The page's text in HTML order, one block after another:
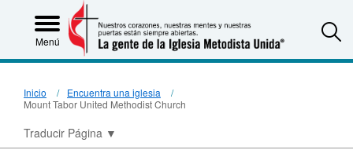
Menú
Inicio
Encuentra una iglesia
Mount Tabor United Methodist Church
Traducir Página ▼